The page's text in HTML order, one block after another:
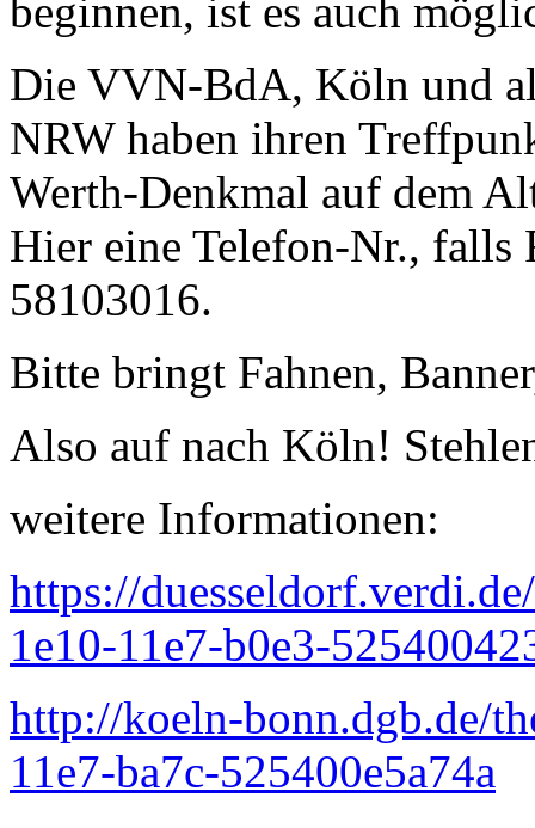
beginnen, ist es auch
Die VVN-BdA, Köln und
NRW haben ihren
Werth-Denkmal auf dem
Hier eine Telefon-Nr., falls
58103016.
Bitte bringt Fahnen,
Also auf nach Köln!
weitere Informationen:
https://
1e10-11e7-b0e3-
http://koeln-bonn.dgb.de/
11e7-ba7c-525400e5a74a